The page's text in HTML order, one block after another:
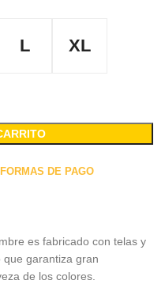
L XL
DE PAGO
es fabricado con telas y
garantiza gran
de los colores.